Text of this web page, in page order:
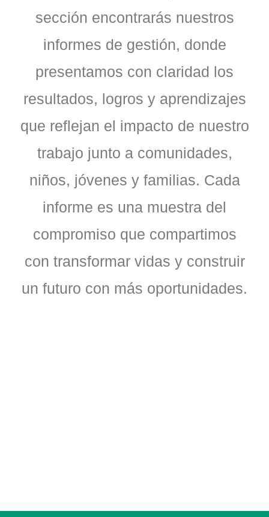
sección encontrarás nuestros
informes de gestión, donde
presentamos con claridad los
resultados, logros y aprendizajes
que reflejan el impacto de nuestro
trabajo junto a comunidades,
niños, jóvenes y familias. Cada
informe es una muestra del
compromiso que compartimos
con transformar vidas y construir
un futuro con más oportunidades.